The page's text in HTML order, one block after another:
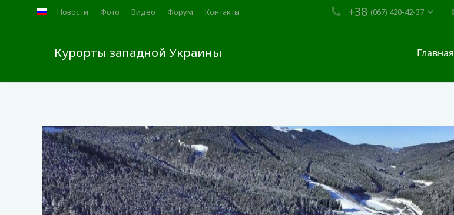
Новости Фото Видео Форум Контакты +38 (067) 420-42-37
Курорты западной Украины Главная